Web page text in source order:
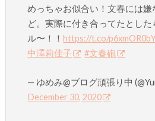
めっちゃお似合い！文春には
ど。実際に付き合ってたとし
ル〜！！https://t.co/
中澤莉佳子
#文春砲
— ゆめみ@ブログ頑張り中
December 30, 2020